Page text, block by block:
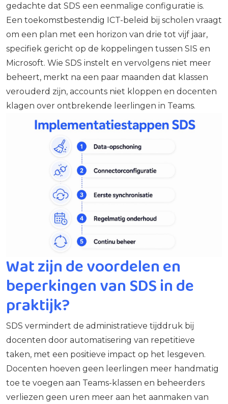
gedachte dat SDS een eenmalige configuratie is.
Een toekomstbestendig ICT-beleid bij scholen vraagt
om een plan met een horizon van drie tot vijf jaar,
specifiek gericht op de koppelingen tussen SIS en
Microsoft. Wie SDS instelt en vervolgens niet meer
beheert, merkt na een paar maanden dat klassen
verouderd zijn, accounts niet kloppen en docenten
klagen over ontbrekende leerlingen in Teams.
Wat zijn de voordelen en
beperkingen van SDS in de
praktijk?
SDS vermindert de administratieve tijddruk bij
docenten door automatisering van repetitieve
taken, met een positieve impact op het lesgeven.
Docenten hoeven geen leerlingen meer handmatig
toe te voegen aan Teams-klassen en beheerders
verliezen geen uren meer aan het aanmaken van